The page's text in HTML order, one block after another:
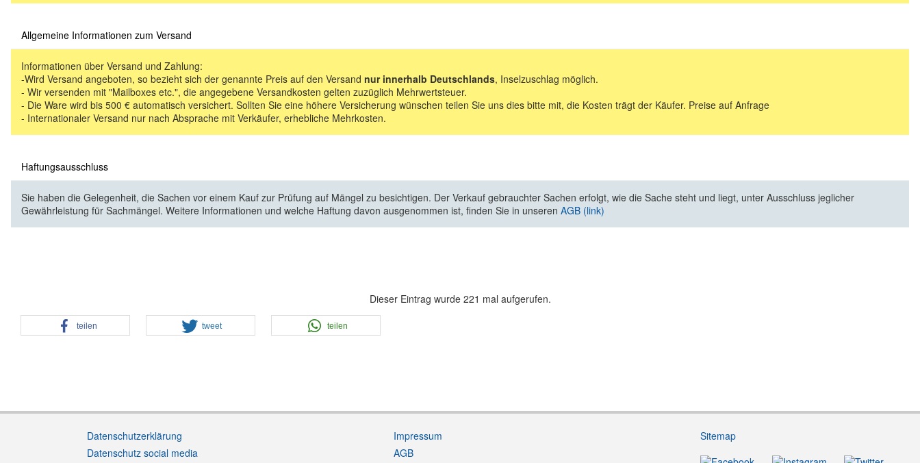
Allgemeine Informationen zum Versand
Informationen über Versand und Zahlung:
-Wird Versand angeboten, so bezieht sich der genannte Preis auf den Versand nur innerhalb Deutschlands, Inselzuschlag möglich.
- Wir versenden mit "Mailboxes etc.", die angegebene Versandkosten gelten zuzüglich Mehrwertsteuer.
- Die Ware wird bis 500 € automatisch versichert. Sollten Sie eine höhere Versicherung wünschen teilen Sie uns dies bitte mit, die Kosten trägt der Käufer. Preise auf Anfrage
- Internationaler Versand nur nach Absprache mit Verkäufer, erhebliche Mehrkosten.
Haftungsausschluss
Sie haben die Gelegenheit, die Sachen vor einem Kauf zur Prüfung auf Mängel zu besichtigen. Der Verkauf gebrauchter Sachen erfolgt, wie die Sache steht und liegt, unter Ausschluss jeglicher
Gewährleistung für Sachmängel. Weitere Informationen und welche Haftung davon ausgenommen ist, finden Sie in unseren AGB (link)
Dieser Eintrag wurde 221 mal aufgerufen.
teilen tweet teilen
Datenschutzerklärung
Datenschutz social media
Impressum
AGB
Sitemap